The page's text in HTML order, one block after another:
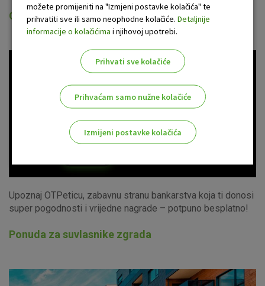
OTPetica - Program vjernosti OTP banke
Upoznaj OTPeticu, zabavnu stranu bankarstva koja ti donosi
super pogodnosti i vrijedne nagrade – potpuno besplatno!
Ponuda za suvlasnike zgrada
možete promijeniti na "Izmjeni postavke kolačića" te
prihvatiti sve ili samo neophodne kolačiće. Detaljnije
informacije o kolačićima i njihovoj upotrebi.
Prihvati sve kolačiće
Prihvaćam samo nužne kolačiće
Izmijeni postavke kolačića